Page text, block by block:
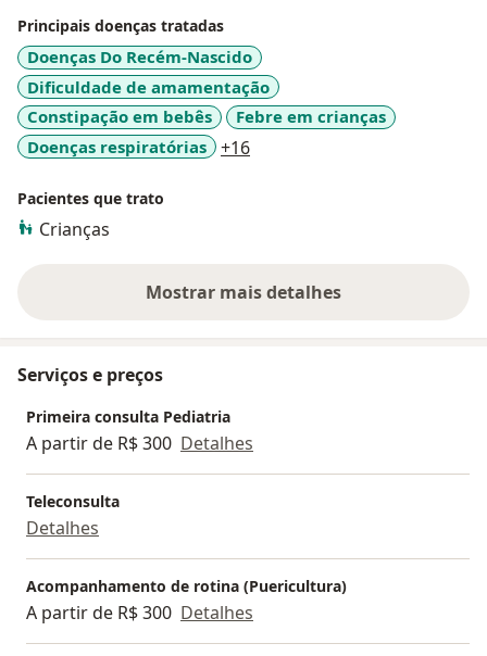
Principais doenças tratadas
Doenças Do Recém-Nascido
Dificuldade de amamentação
Constipação em bebês
Febre em crianças
Doenças respiratórias
+16a11y_sr_more_diseases
Pacientes que trato
Crianças
Mostrar mais detalhes
sobre a experiência
Serviços e preços
Primeira consulta Pediatria
A partir de R$ 300 Detalhes
Teleconsulta
Detalhes
Acompanhamento de rotina (Puericultura)
A partir de R$ 300 Detalhes